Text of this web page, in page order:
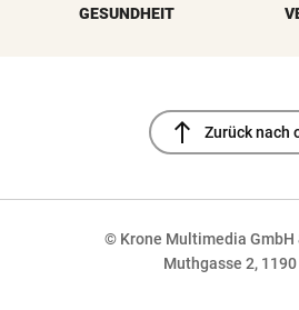
GESUNDHEIT
north Zurück nach
© Krone Multimedia GmbH
Muthgasse 2, 1190